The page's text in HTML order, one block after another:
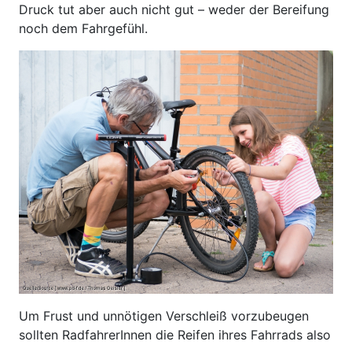
Druck tut aber auch nicht gut – weder der Bereifung
noch dem Fahrgefühl.
Um Frust und unnötigen Verschleiß vorzubeugen
sollten RadfahrerInnen die Reifen ihres Fahrrads also